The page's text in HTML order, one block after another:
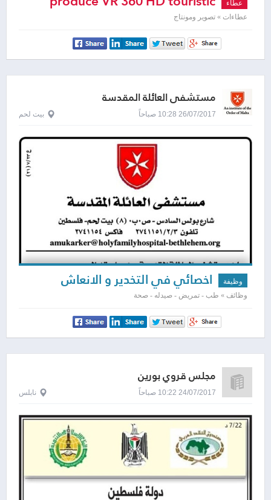
عطاء
videos
عطاءات » تصوير ومونتاج
مستشفى العائلة المقدسة
26/07/2017 10:28 صباحاً بيت لحم
وظيفة اخصائي في التخدير و الانعاش
وظائف » طب - تمريض - صيدله - صحة
مجلس قروي بورين
24/07/2017 10:22 صباحاً نابلس